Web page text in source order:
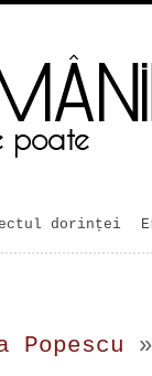
dorinței
Popescu »